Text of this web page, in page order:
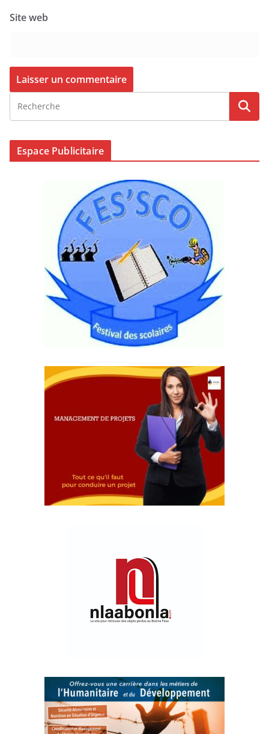
Site web
Espace Publicitaire